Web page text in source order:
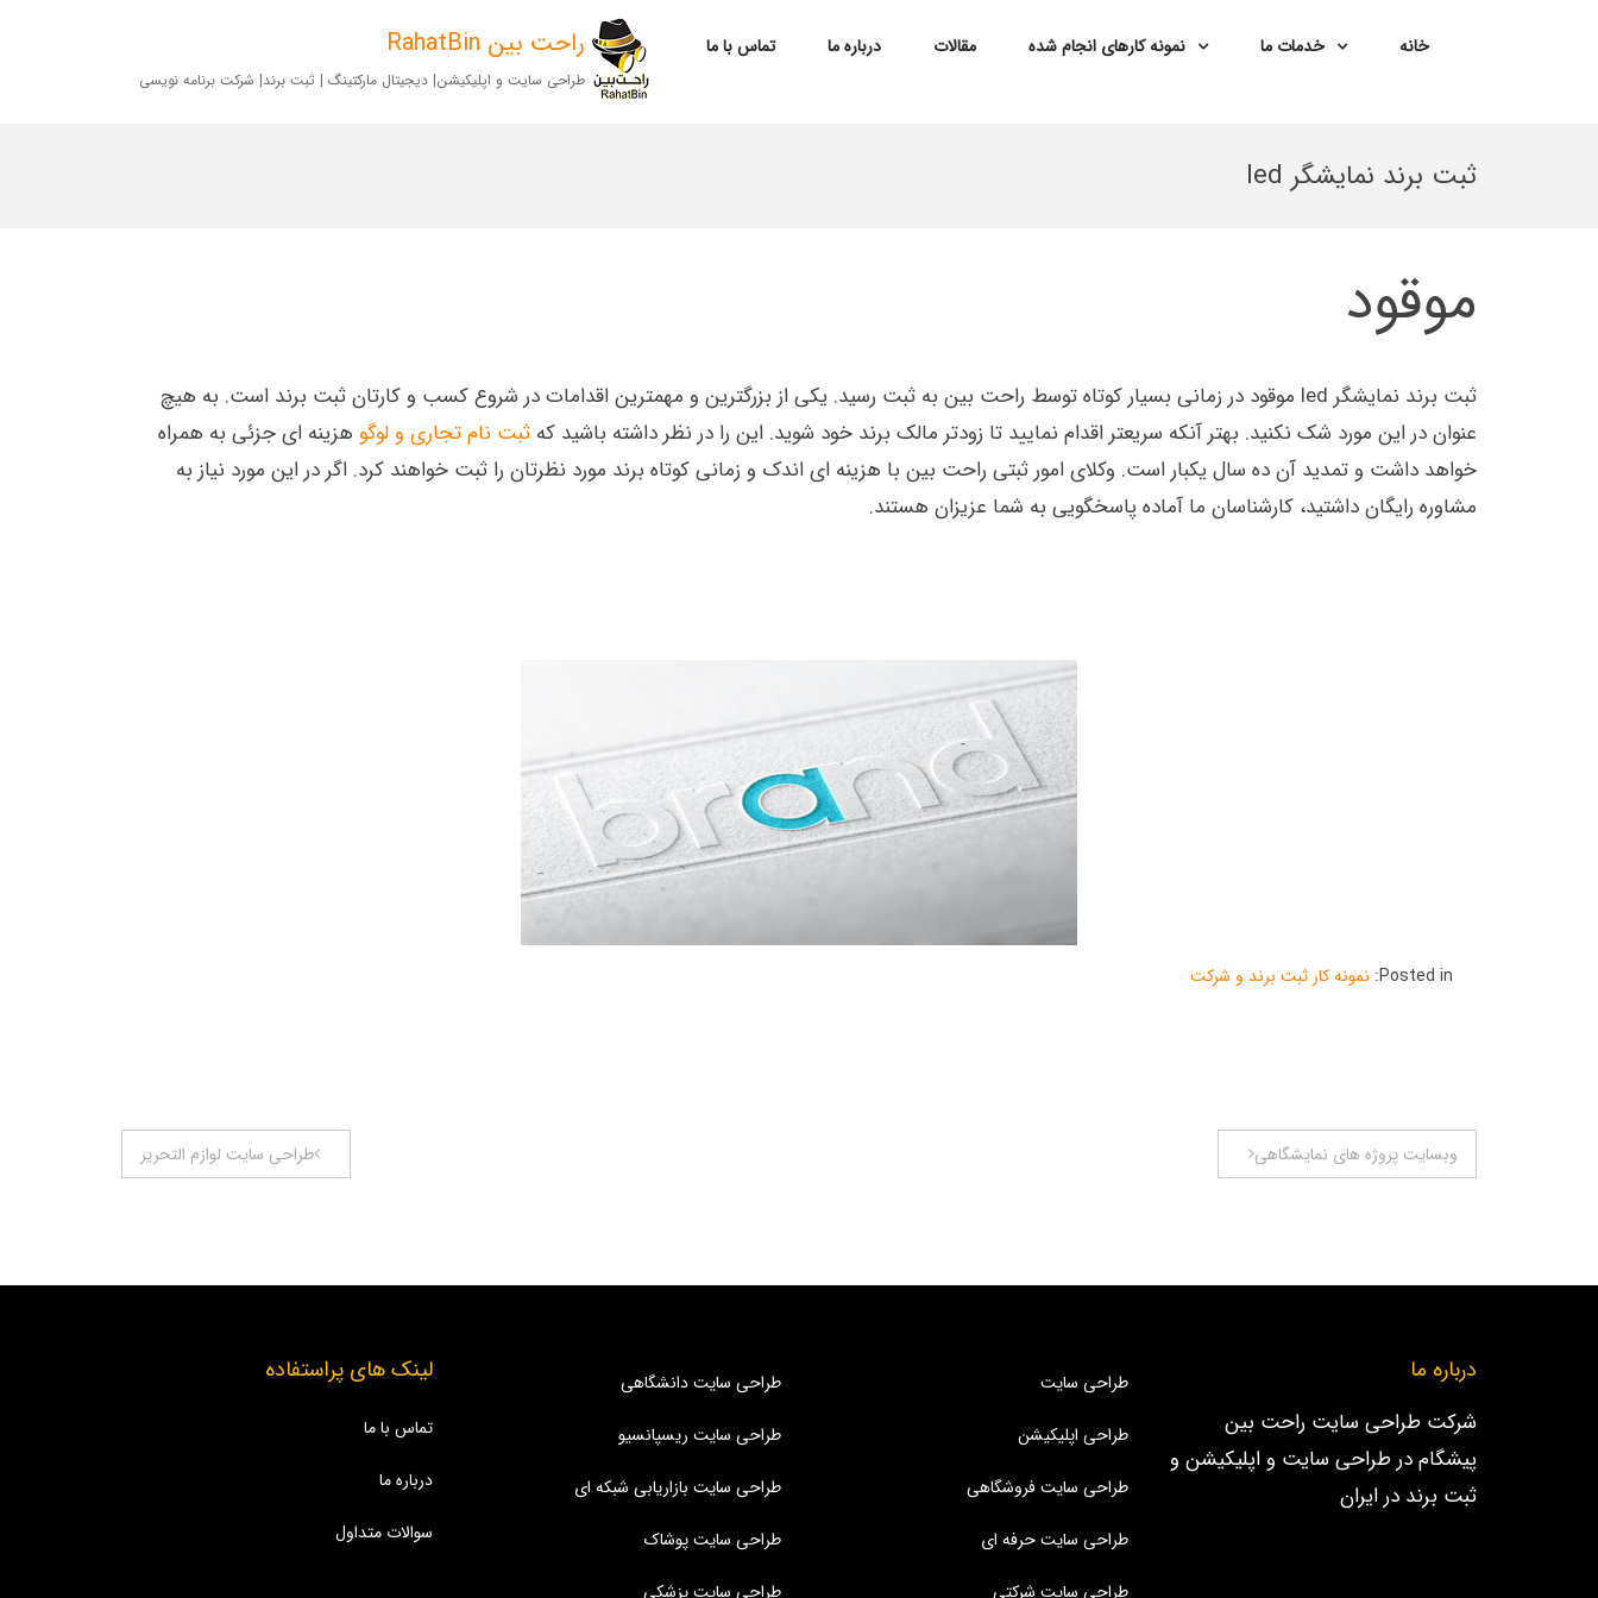
راحت بین RahatBin
طراحی سایت و اپلیکیشن| دیجیتال مارکتینگ | ثبت برند| شرکت برنامه نویسی
خانه خدمات ما نمونه کارهای انجام شده مقالات درباره ما تماس با ما
ثبت برند نمایشگر led
موقود
ثبت برند نمایشگر led موقود در زمانی بسیار کوتاه توسط راحت بین به ثبت رسید. یکی از بزرگترین و مهمترین اقدامات در شروع کسب و کارتان ثبت برند است. به هیچ
عنوان در این مورد شک نکنید. بهتر آنکه سریعتر اقدام نمایید تا زودتر مالک برند خود شوید. این را در نظر داشته باشید که ثبت نام تجاری و لوگو هزینه ای جزئی به همراه
خواهد داشت و تمدید آن ده سال یکبار است. وکلای امور ثبتی راحت بین با هزینه ای اندک و زمانی کوتاه برند مورد نظرتان را ثبت خواهند کرد. اگر در این مورد نیاز به
مشاوره رایگان داشتید، کارشناسان ما آماده پاسخگویی به شما عزیزان هستند.
Posted in: نمونه کار ثبت برند و شرکت
راهبری
نوشته
طراحی سایت لوازم التحریر وبسایت پروژه های نمایشگاهی
درباره ما
شرکت طراحی سایت راحت بین
پیشگام در طراحی سایت و اپلیکیشن و
ثبت برند در ایران
طراحی سایت
طراحی اپلیکیشن
طراحی سایت فروشگاهی
طراحی سایت حرفه ای
طراحی سایت شرکتی
طراحی سایت دانشگاهی
طراحی سایت ریسپانسیو
طراحی سایت بازاریابی شبکه ای
طراحی سایت پوشاک
طراحی سایت پزشکی
لینک های پراستفاده
تماس با ما
درباره ما
سوالات متداول